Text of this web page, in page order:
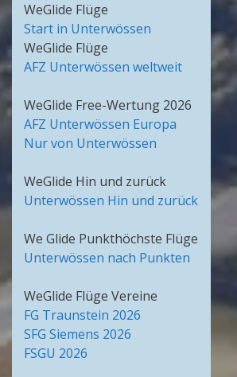
WeGlide Flüge
Start in Unterwössen
WeGlide Flüge
AFZ Unterwössen weltweit
WeGlide Free-Wertung 2026
AFZ Unterwössen Europa
Nur von Unterwössen
WeGlide Hin und zurück
Unterwössen Hin und zurück
We Glide Punkthöchste Flüge
Unterwössen nach Punkten
WeGlide Flüge Vereine
FG Traunstein 2026
SFG Siemens 2026
FSGU 2026